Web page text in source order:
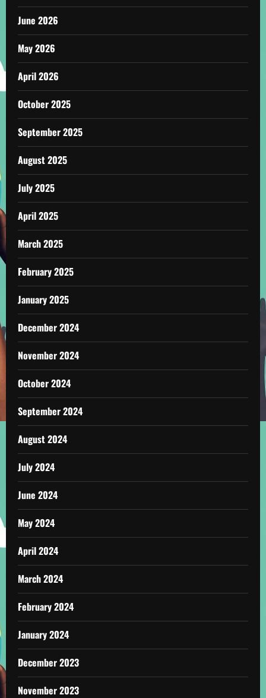
June 2026
May 2026
April 2026
October 2025
September 2025
August 2025
July 2025
April 2025
March 2025
February 2025
January 2025
December 2024
November 2024
October 2024
September 2024
August 2024
July 2024
June 2024
May 2024
April 2024
March 2024
February 2024
January 2024
December 2023
November 2023